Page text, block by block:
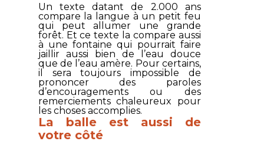
Un texte datant de 2.000 ans
compare la langue à un petit feu
qui peut allumer une grande
forêt. Et ce texte la compare aussi
à une fontaine qui pourrait faire
jaillir aussi bien de l’eau douce
que de l’eau amère. Pour certains,
il sera toujours impossible de
prononcer des paroles
d’encouragements ou des
remerciements chaleureux pour
les choses accomplies.
La balle est aussi de
votre côté